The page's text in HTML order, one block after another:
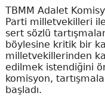
TBMM Adalet
Parti milletvekilleri
sert sözlü
böylesine kritik bir
milletvekillerinden
edilmek istendiğini
komisyon,
başladı.